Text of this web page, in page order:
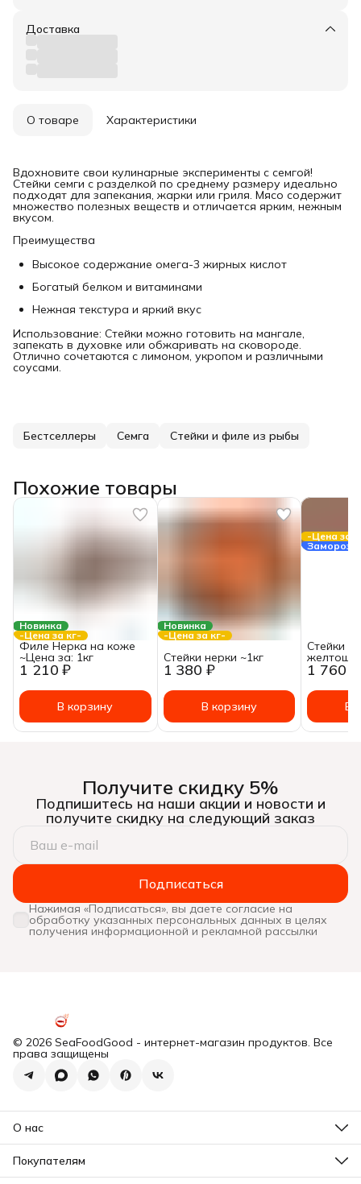
Доставка
О товаре Характеристики
Вдохновите свои кулинарные эксперименты с семгой!
Стейки семги с разделкой по среднему размеру идеально
подходят для запекания, жарки или гриля. Мясо содержит
множество полезных веществ и отличается ярким, нежным
вкусом.
Преимущества
Высокое содержание омега-3 жирных кислот
Богатый белком и витаминами
Нежная текстура и яркий вкус
Использование: Стейки можно готовить на мангале,
запекать в духовке или обжаривать на сковороде.
Отлично сочетаются с лимоном, укропом и различными
соусами.
Бестселлеры Семга Стейки и филе из рыбы
Похожие товары
Новинка
-Цена за кг-
1 210 ₽
Филе Нерка на коже
~Цена за: 1кг
В корзину
Новинка
-Цена за кг-
1 380 ₽
Стейки нерки ~1кг
В корзину
-Цена за
1 760 ₽
Стейки
В
Получите скидку 5%
Подпишитесь на наши акции и новости и
получите скидку на следующий заказ
Подписаться
Нажимая «Подписаться», вы даете согласие на
обработку указанных персональных данных в целях
получения информационной и рекламной рассылки
© 2026 SeaFoodGood - интернет-магазин продуктов. Все
права защищены
О нас
Все новости
Почему мы?
Отзывы
Покупателям